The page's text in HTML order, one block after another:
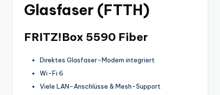
Glasfaser (FTTH)
FRITZ!Box 5590 Fiber
Direktes Glasfaser-Modem integriert
Wi-Fi 6
Viele LAN-Anschlüsse & Mesh-Support